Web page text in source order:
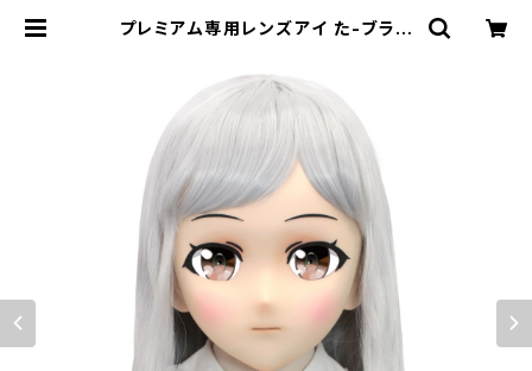
プレミアム専用レンズアイ た-ブラウ